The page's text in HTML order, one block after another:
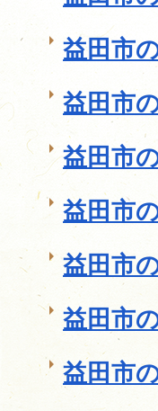
益田市
益田市
益田市
益田市
益田市
益田市
益田市